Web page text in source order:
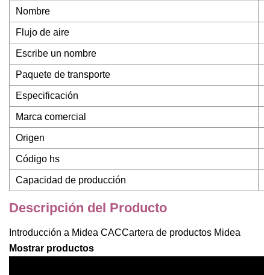
Nombre
Flujo de aire
Escribe un nombre
Paquete de transporte
Especificación
Marca comercial
Origen
Código hs
Capacidad de producción
Descripción del Producto
Introducción a Midea CACCartera de productos Midea
Mostrar productos